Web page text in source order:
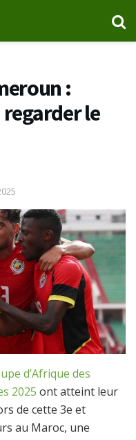
:
le
d’Afrique des
2025 ont atteint leur
de cette 3e et
au Maroc, une